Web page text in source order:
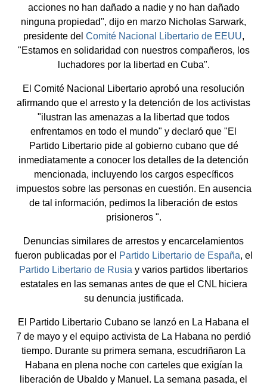
acciones no han dañado a nadie y no han dañado
ninguna propiedad", dijo en marzo Nicholas Sarwark,
presidente del Comité Nacional Libertario de EEUU,
"Estamos en solidaridad con nuestros compañeros, los
luchadores por la libertad en Cuba".
El Comité Nacional Libertario aprobó una resolución
afirmando que el arresto y la detención de los activistas
"ilustran las amenazas a la libertad que todos
enfrentamos en todo el mundo" y declaró que "El
Partido Libertario pide al gobierno cubano que dé
inmediatamente a conocer los detalles de la detención
mencionada, incluyendo los cargos específicos
impuestos sobre las personas en cuestión. En ausencia
de tal información, pedimos la liberación de estos
prisioneros ".
Denuncias similares de arrestos y encarcelamientos
fueron publicadas por el Partido Libertario de España, el
Partido Libertario de Rusia y varios partidos libertarios
estatales en las semanas antes de que el CNL hiciera
su denuncia justificada.
El Partido Libertario Cubano se lanzó en La Habana el
7 de mayo y el equipo activista de La Habana no perdió
tiempo. Durante su primera semana, escudriñaron La
Habana en plena noche con carteles que exigían la
liberación de Ubaldo y Manuel. La semana pasada, el